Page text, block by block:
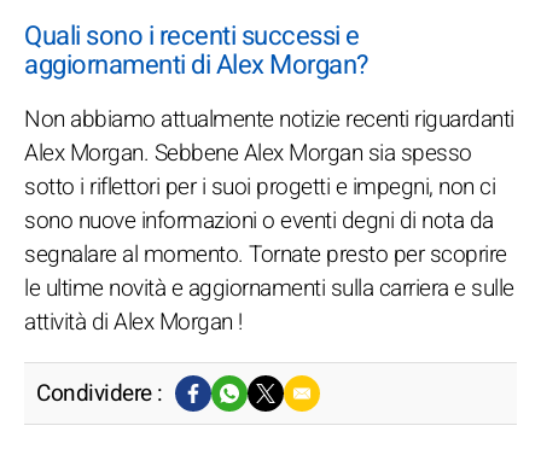
Quali sono i recenti successi e
aggiornamenti di Alex Morgan?
Non abbiamo attualmente notizie recenti riguardanti
Alex Morgan. Sebbene Alex Morgan sia spesso
sotto i riflettori per i suoi progetti e impegni, non ci
sono nuove informazioni o eventi degni di nota da
segnalare al momento. Tornate presto per scoprire
le ultime novità e aggiornamenti sulla carriera e sulle
attività di Alex Morgan !
Condividere :